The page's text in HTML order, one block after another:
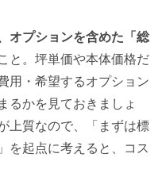
オプションを含めた「総
と。坪単価や本体価格だ
用・希望するオプション
るかを見ておきましょ
上質なので、「まずは標
を起点に考えると、コス